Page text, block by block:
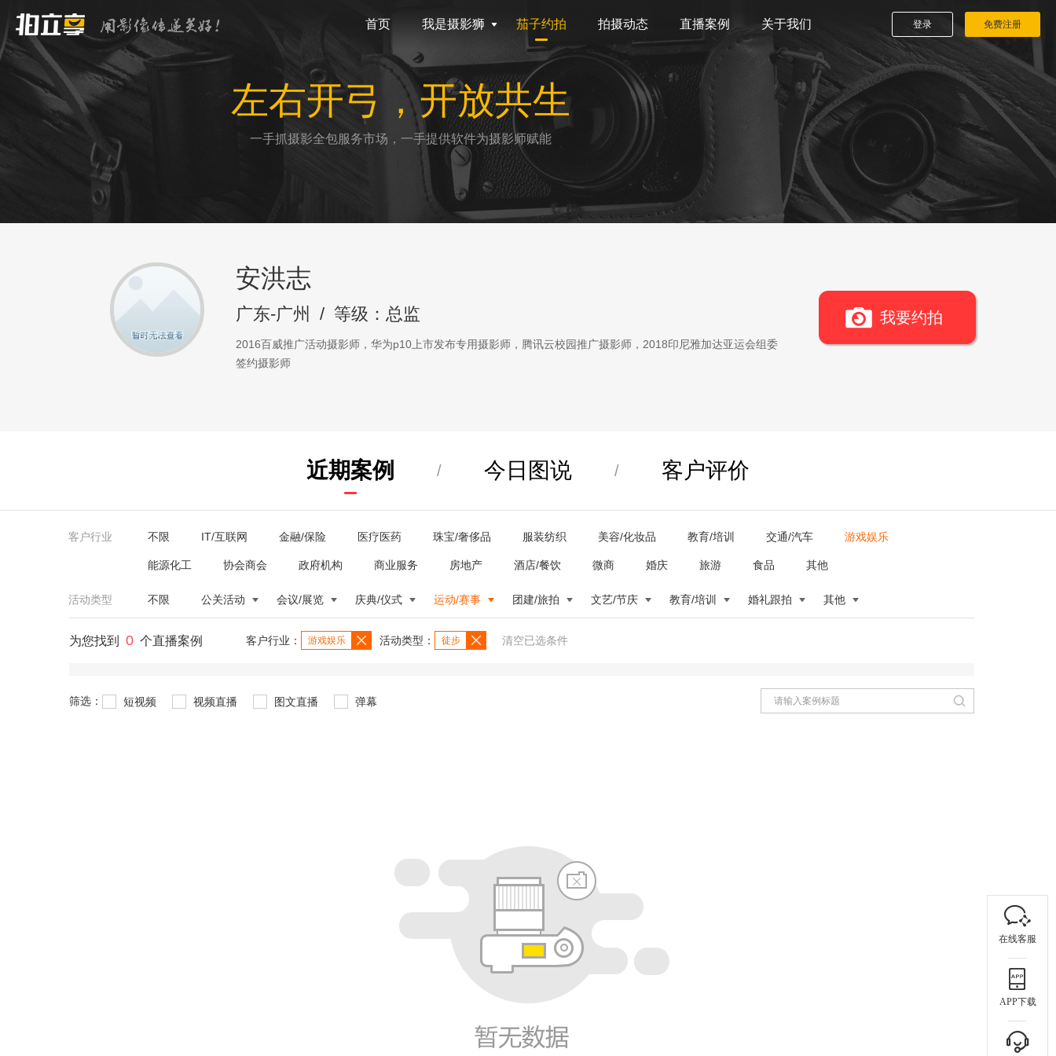
首页 我是摄影狮 茄子约拍 拍摄动态 直播案例 关于我们 登录 免费注册
左右开弓，开放共生
一手抓摄影全包服务市场，一手提供软件为摄影师赋能
安洪志
广东-广州 / 等级：总监
2016百威推广活动摄影师，华为p10上市发布专用摄影师，腾讯云校园推广摄影师，2018印尼雅加达亚运会组委
签约摄影师
我要约拍
近期案例 / 今日图说 / 客户评价
客户行业 不限 IT/互联网 金融/保险 医疗医药 珠宝/奢侈品 服装纺织 美容/化妆品 教育/培训 交通/汽车 游戏娱乐
能源化工 协会商会 政府机构 商业服务 房地产 酒店/餐饮 微商 婚庆 旅游 食品 其他
活动类型 不限 公关活动 会议/展览 庆典/仪式 运动/赛事 团建/旅拍 文艺/节庆 教育/培训 婚礼跟拍 其他
为您找到 0 个直播案例 客户行业： 游戏娱乐 活动类型： 徒步 清空已选条件
筛选： 短视频 视频直播 图文直播 弹幕
在线客服
APP下载